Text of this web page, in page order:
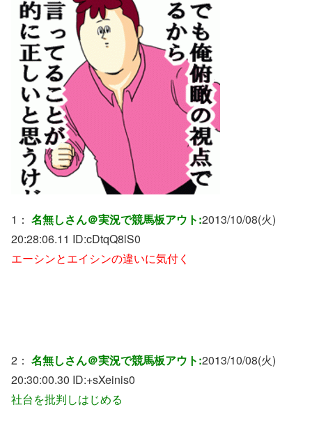
1： 名無しさん＠実況で競馬板アウト:2013/10/08(火)
20:28:06.11 ID:cDtqQ8lS0
エーシンとエイシンの違いに気付く
2： 名無しさん＠実況で競馬板アウト:2013/10/08(火)
20:30:00.30 ID:+sXeinis0
社台を批判しはじめる